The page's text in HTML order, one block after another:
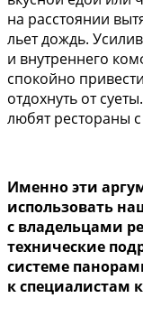
на расстоянии
льет дождь.
и внутреннего
спокойно
отдохнуть от
любят рестораны
Именно эти
использовать
с владельцами
технические
системе
к специалистам